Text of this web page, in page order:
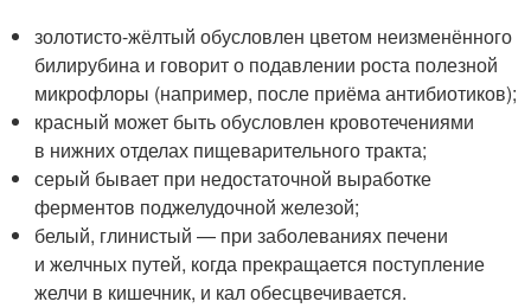
золотисто-жёлтый обусловлен цветом неизменённого
билирубина и говорит о подавлении роста полезной
микрофлоры (например, после приёма антибиотиков);
красный может быть обусловлен кровотечениями
в нижних отделах пищеварительного тракта;
серый бывает при недостаточной выработке
ферментов поджелудочной железой;
белый, глинистый — при заболеваниях печени
и желчных путей, когда прекращается поступление
желчи в кишечник, и кал обесцвечивается.